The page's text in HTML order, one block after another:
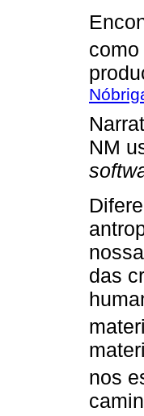
NM
das
nos